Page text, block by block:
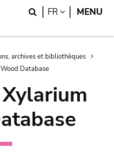
Search
FR LANGUAGE
MENU
archives et bibliothèques
Database